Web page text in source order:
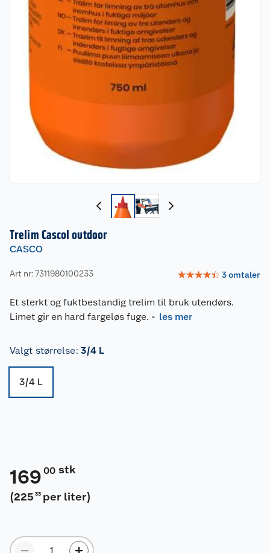
Trelim Cascol outdoor
CASCO
Art nr: 7311980100233 ☆☆☆☆☆ 3omtaler
Et sterkt og fuktbestandig trelim til bruk utendørs.
Limet gir en hard fargeløs fuge. - les mer
Valgt størrelse: 3/4 L
3/4 L
169 00 stk
(225 33 per liter)